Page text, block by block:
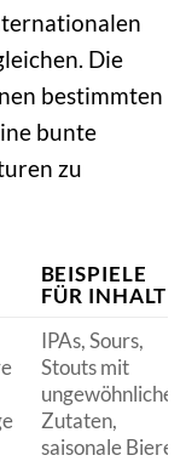
Die
bestimmten
bunte
zu
BEISPIELE
FÜR INHALTE
IPAs, Sours,
Stouts mit
ungewöhnlichen
Zutaten,
saisonale Biere.